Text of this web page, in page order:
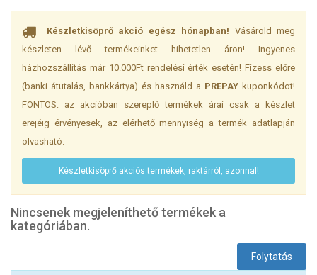
Készletkisöprő akció egész hónapban! Vásárold meg
készleten lévő termékeinket hihetetlen áron! Ingyenes
házhozszállítás már 10.000Ft rendelési érték esetén! Fizess előre
(banki átutalás, bankkártya) és használd a PREPAY kuponkódot!
FONTOS: az akcióban szereplő termékek árai csak a készlet
erejéig érvényesek, az elérhető mennyiség a termék adatlapján
olvasható.
Készletkisöprő akciós termékek, raktárról, azonnal!
Nincsenek megjeleníthető termékek a
kategóriában.
Folytatás